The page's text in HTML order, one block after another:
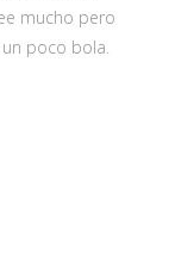
mucho pero
poco bola.